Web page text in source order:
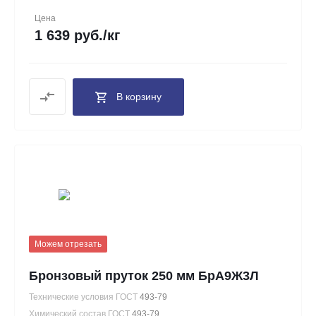
Цена
1 639 руб./кг
В корзину
Можем отрезать
Бронзовый пруток 250 мм БрА9Ж3Л
Технические условия ГОСТ 493-79
Химический состав ГОСТ 493-79